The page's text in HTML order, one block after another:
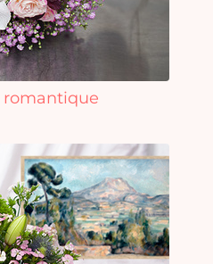
romantique